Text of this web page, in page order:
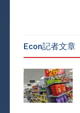
Econ記者文章